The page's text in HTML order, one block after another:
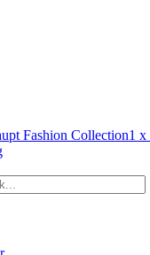
Fashion Collection1 x